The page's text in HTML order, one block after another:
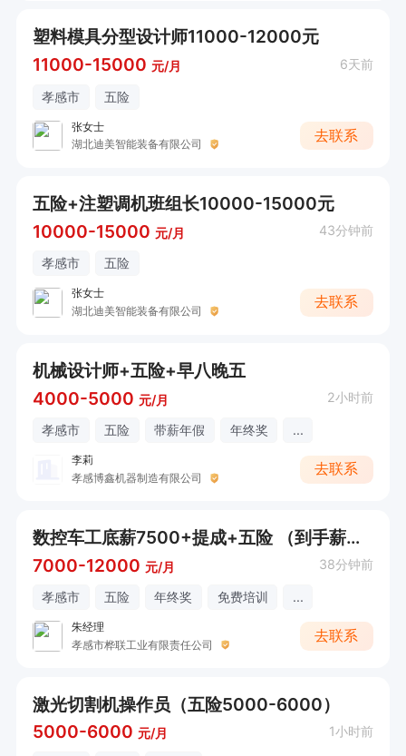
塑料模具分型设计师11000-12000元
11000-15000 元/月 6天前
孝感市 五险
张女士
湖北迪美智能装备有限公司
去联系
五险+注塑调机班组长10000-15000元
10000-15000 元/月 43分钟前
孝感市 五险
张女士
湖北迪美智能装备有限公司
去联系
机械设计师+五险+早八晚五
4000-5000 元/月 2小时前
孝感市 五险 带薪年假 年终奖 ...
李莉
孝感博鑫机器制造有限公司
去联系
数控车工底薪7500+提成+五险 （到手薪资11000+）
7000-12000 元/月 38分钟前
孝感市 五险 年终奖 免费培训 ...
朱经理
孝感市桦联工业有限责任公司
去联系
激光切割机操作员（五险5000-6000）
5000-6000 元/月 1小时前